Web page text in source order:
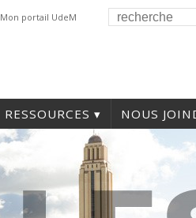
Mon portail UdeM
RESSOURCES NOUS